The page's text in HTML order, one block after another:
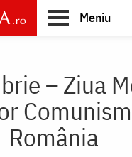
Meniu
– Ziua
România